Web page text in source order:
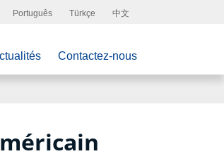
Português Türkçe 中文
Contactez-nous